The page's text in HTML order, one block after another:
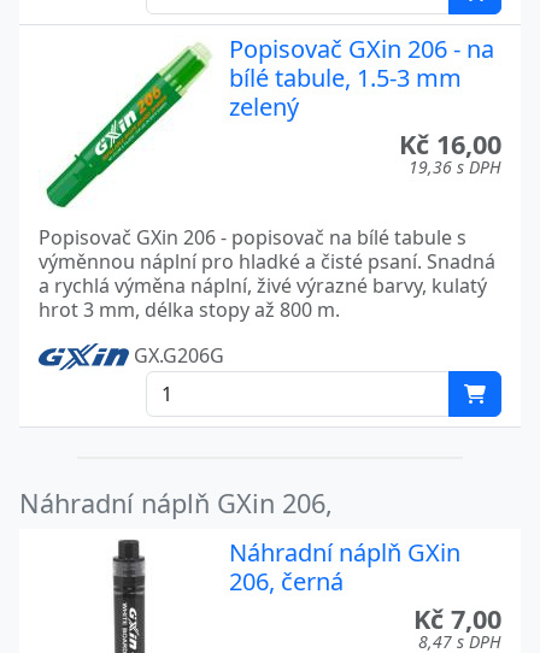
Popisovač GXin 206 - na
bílé tabule, 1.5-3 mm
zelený
Kč 16,00
19,36 s DPH
Popisovač GXin 206 - popisovač na bílé tabule s
výměnnou náplní pro hladké a čisté psaní. Snadná
a rychlá výměna náplní, živé výrazné barvy, kulatý
hrot 3 mm, délka stopy až 800 m.
GX.G206G
Náhradní náplň GXin 206,
Náhradní náplň GXin
206, černá
Kč 7,00
8,47 s DPH